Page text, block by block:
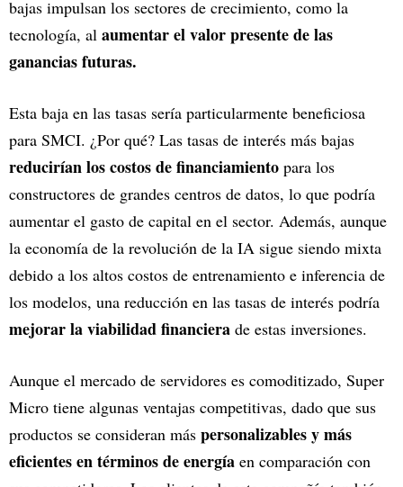
bajas impulsan los sectores de crecimiento, como la
tecnología, al aumentar el valor presente de las
ganancias futuras.
Esta baja en las tasas sería particularmente beneficiosa
para SMCI. ¿Por qué? Las tasas de interés más bajas
reducirían los costos de financiamiento para los
constructores de grandes centros de datos, lo que podría
aumentar el gasto de capital en el sector. Además, aunque
la economía de la revolución de la IA sigue siendo mixta
debido a los altos costos de entrenamiento e inferencia de
los modelos, una reducción en las tasas de interés podría
mejorar la viabilidad financiera de estas inversiones.
Aunque el mercado de servidores es comoditizado, Super
Micro tiene algunas ventajas competitivas, dado que sus
productos se consideran más personalizables y más
eficientes en términos de energía en comparación con